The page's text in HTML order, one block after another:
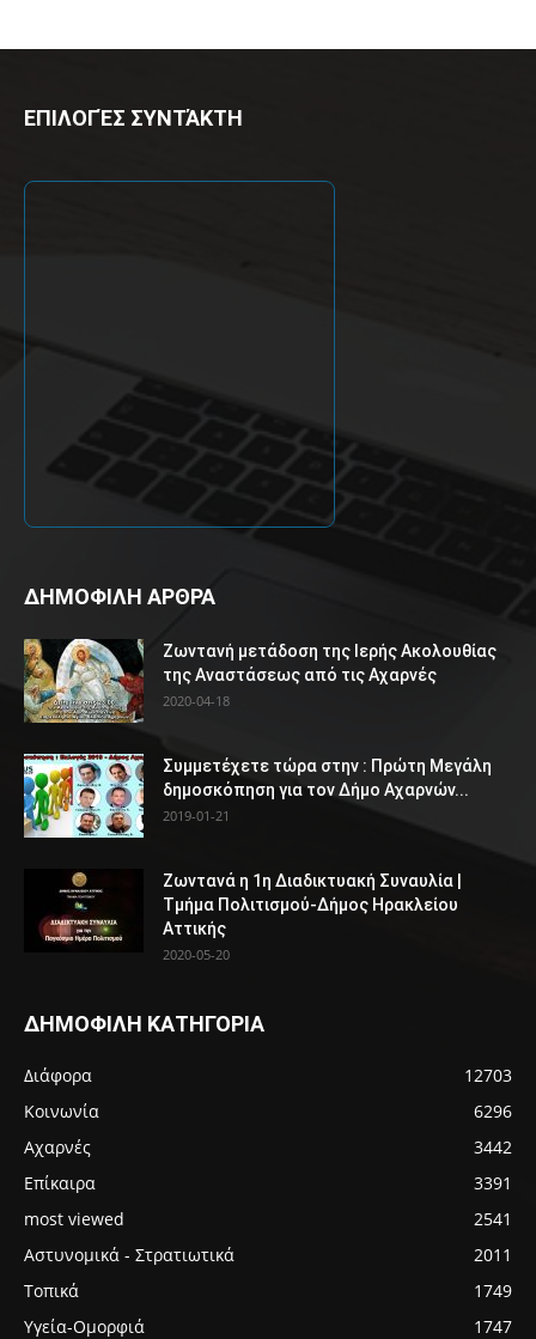
ΕΠΙΛΟΓΈΣ ΣΥΝΤΆΚΤΗ
ΔΗΜΟΦΙΛΗ ΑΡΘΡΑ
Ζωντανή μετάδοση της Ιερής Ακολουθίας
της Αναστάσεως από τις Αχαρνές
2020-04-18
Συμμετέχετε τώρα στην : Πρώτη Μεγάλη
δημοσκόπηση για τον Δήμο Αχαρνών...
2019-01-21
Ζωντανά η 1η Διαδικτυακή Συναυλία |
Τμήμα Πολιτισμού-Δήμος Ηρακλείου
Αττικής
2020-05-20
ΔΗΜΟΦΙΛΗ ΚΑΤΗΓΟΡΙΑ
Διάφορα
12703
Κοινωνία
6296
Αχαρνές
3442
Επίκαιρα
3391
most viewed
2541
Αστυνομικά - Στρατιωτικά
2011
Τοπικά
1749
Υγεία-Ομορφιά
1747